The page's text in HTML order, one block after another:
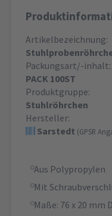
Artikelbezeichnung:
Packungsart/-inhalt:
PACK 100ST
Produktgruppe:
Stuhlröhrchen
Hersteller:
Sarstedt (GPSR
Aus Polypropylen
Mit
Maße: 76 x 20 mm